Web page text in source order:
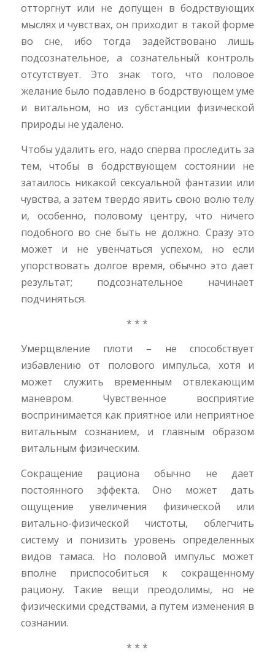
отторгнут или не допущен в бодрствующих
мыслях и чувствах, он приходит в такой форме
во сне, ибо тогда задействовано лишь
подсознательное, а сознательный контроль
отсутствует. Это знак того, что половое
желание было подавлено в бодрствующем уме
и витальном, но из субстанции физической
природы не удалено.
Чтобы удалить его, надо сперва проследить за
тем, чтобы в бодрствующем состоянии не
затаилось никакой сексуальной фантазии или
чувства, а затем твердо явить свою волю телу
и, особенно, половому центру, что ничего
подобного во сне быть не должно. Сразу это
может и не увенчаться успехом, но если
упорствовать долгое время, обычно это дает
результат; подсознательное начинает
подчиняться.
* * *
Умерщвление плоти – не способствует
избавлению от полового импульса, хотя и
может служить временным отвлекающим
маневром. Чувственное восприятие
воспринимается как приятное или неприятное
витальным сознанием, и главным образом
витальным физическим.
Сокращение рациона обычно не дает
постоянного эффекта. Оно может дать
ощущение увеличения физической или
витально-физической чистоты, облегчить
систему и понизить уровень определенных
видов тамаса. Но половой импульс может
вполне приспособиться к сокращенному
рациону. Такие вещи преодолимы, но не
физическими средствами, а путем изменения в
сознании.
* * *